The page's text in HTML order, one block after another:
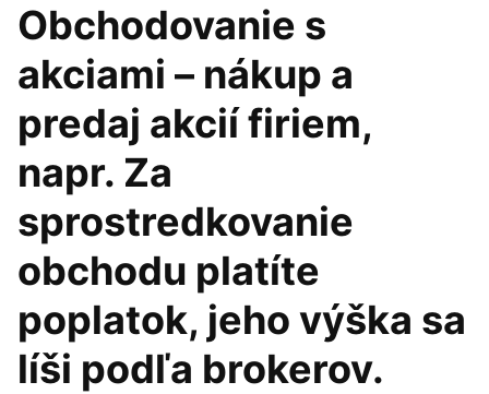
Obchodovanie s
akciami – nákup a
predaj akcií firiem,
napr. Za
sprostredkovanie
obchodu platíte
poplatok, jeho výška sa
líši podľa brokerov.